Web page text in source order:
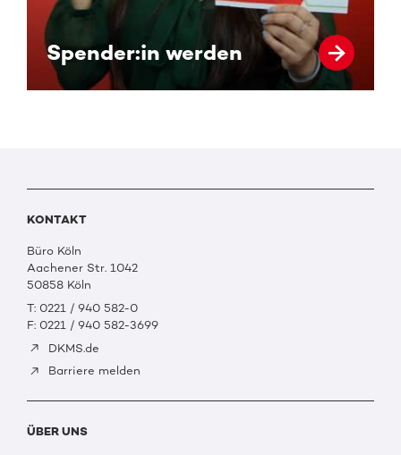
Spender:in werden
KONTAKT
Büro Köln
Aachener Str. 1042
50858 Köln
T: 0221 / 940 582-0
F: 0221 / 940 582-3699
DKMS.de
Barriere melden
ÜBER UNS